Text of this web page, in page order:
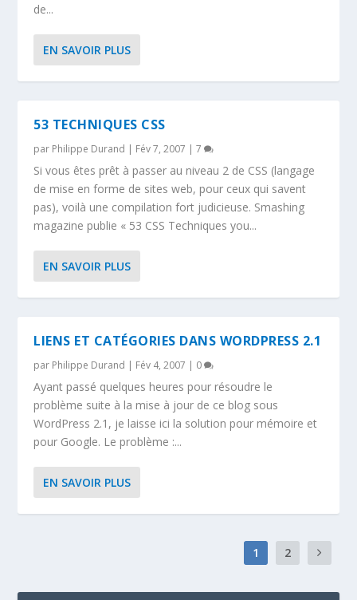
de...
EN SAVOIR PLUS
53 TECHNIQUES CSS
par Philippe Durand | Fév 7, 2007 |7
Si vous êtes prêt à passer au niveau 2 de CSS (langage
de mise en forme de sites web, pour ceux qui savent
pas), voilà une compilation fort judicieuse. Smashing
magazine publie « 53 CSS Techniques you...
EN SAVOIR PLUS
LIENS ET CATÉGORIES DANS WORDPRESS 2.1
par Philippe Durand | Fév 4, 2007 | 0
Ayant passé quelques heures pour résoudre le
problème suite à la mise à jour de ce blog sous
WordPress 2.1, je laisse ici la solution pour mémoire et
pour Google. Le problème :...
EN SAVOIR PLUS
1 2